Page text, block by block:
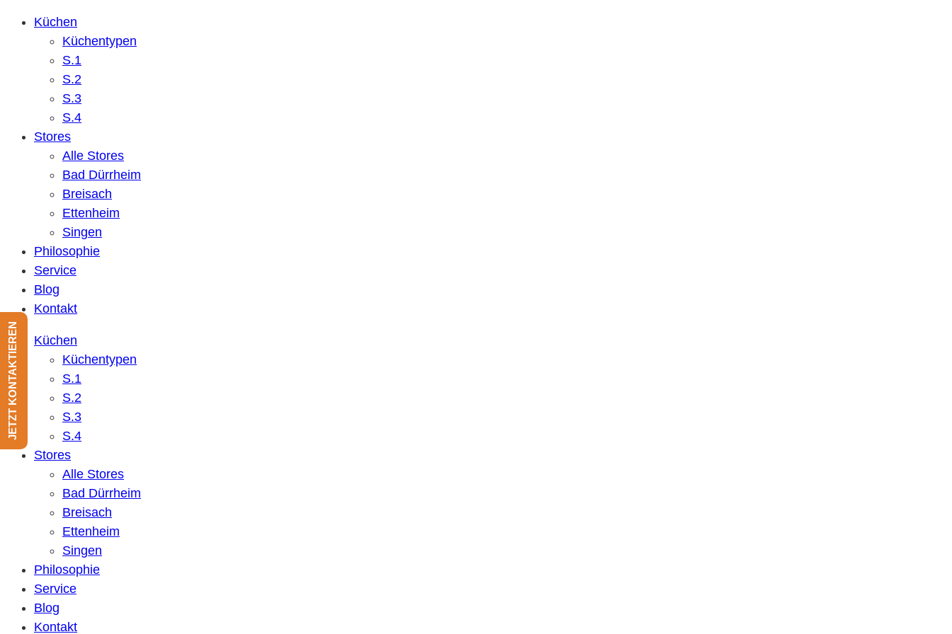
Küchen
Küchentypen
S.1
S.2
S.3
S.4
Stores
Alle Stores
Bad Dürrheim
Breisach
Ettenheim
Singen
Philosophie
Service
Blog
Kontakt
Küchen
Küchentypen
S.1
S.2
S.3
S.4
Stores
Alle Stores
Bad Dürrheim
Breisach
Ettenheim
Singen
Philosophie
Service
Blog
Kontakt
JETZT KONTAKTIEREN